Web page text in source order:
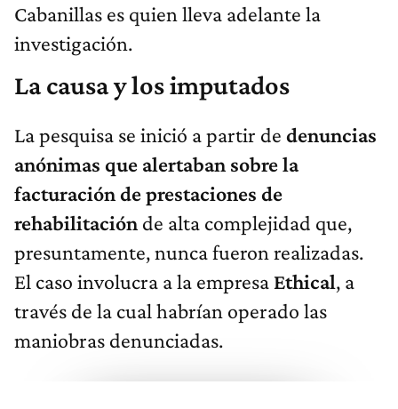
Cabanillas es quien lleva adelante la
investigación.
La causa y los imputados
La pesquisa se inició a partir de denuncias
anónimas que alertaban sobre la
facturación de prestaciones de
rehabilitación de alta complejidad que,
presuntamente, nunca fueron realizadas.
El caso involucra a la empresa Ethical, a
través de la cual habrían operado las
maniobras denunciadas.